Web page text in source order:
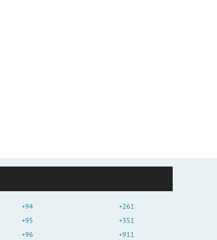
+94
+95
+96
+261
+351
+911